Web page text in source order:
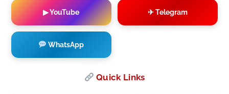
▶ YouTube ✈ Telegram
WhatsApp
Quick Links